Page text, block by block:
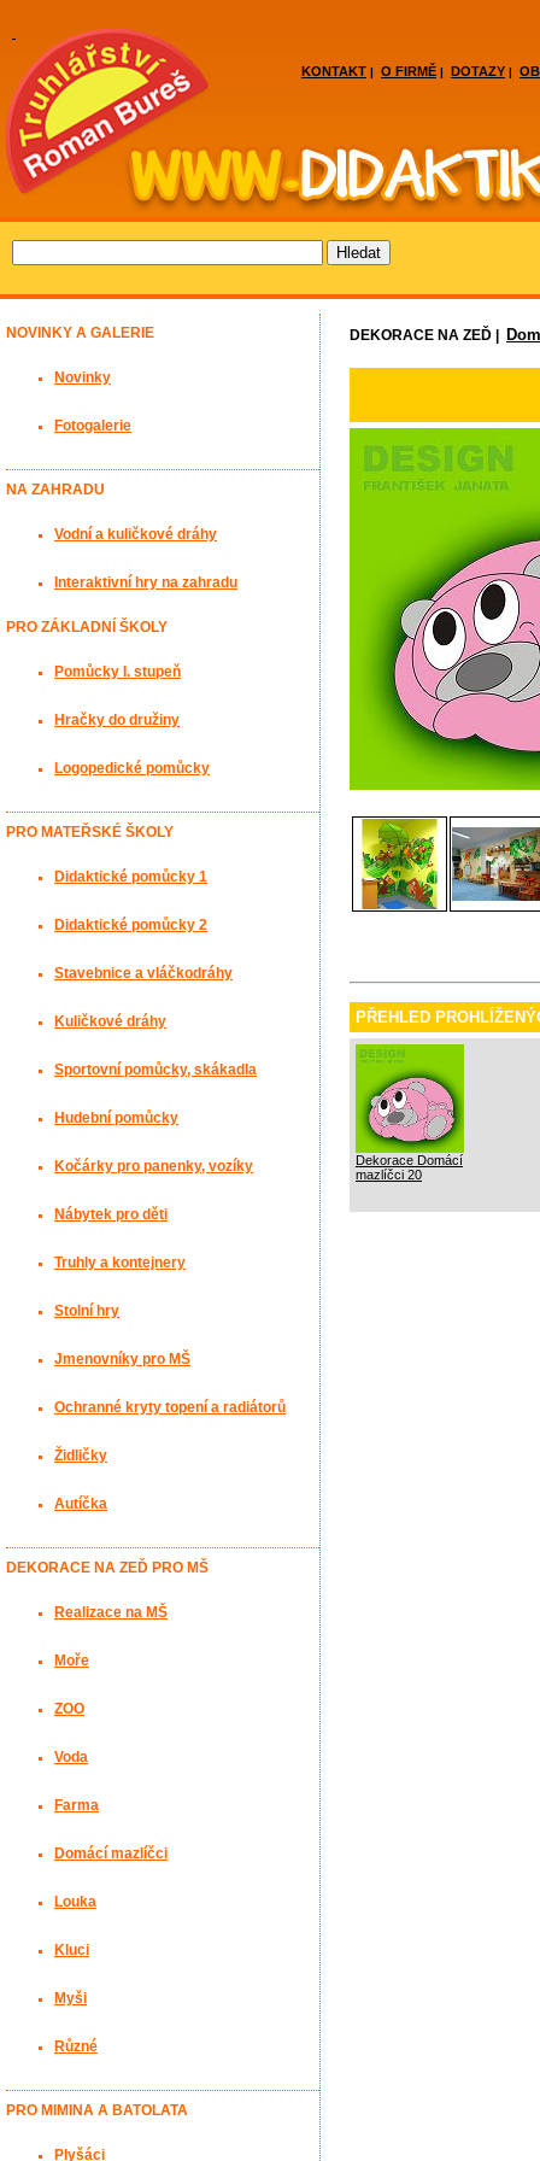
KONTAKT | O FIRMĚ | DOTAZY |
DEKORACE NA ZEĎ |
PŘEHLED
Dekorace Domácí
mazlíčci 20
NOVINKY A GALERIE
Novinky
Fotogalerie
NA ZAHRADU
Vodní a kuličkové dráhy
Interaktivní hry na zahradu
PRO ZÁKLADNÍ ŠKOLY
Pomůcky I. stupeň
Hračky do družiny
Logopedické pomůcky
PRO MATEŘSKÉ ŠKOLY
Didaktické pomůcky 1
Didaktické pomůcky 2
Stavebnice a vláčkodráhy
Kuličkové dráhy
Sportovní pomůcky, skákadla
Hudební pomůcky
Kočárky pro panenky, vozíky
Nábytek pro děti
Truhly a kontejnery
Stolní hry
Jmenovníky pro MŠ
Ochranné kryty topení a radiátorů
Židličky
Autíčka
DEKORACE NA ZEĎ PRO MŠ
Realizace na MŠ
Moře
ZOO
Voda
Farma
Domácí mazlíčci
Louka
Kluci
Myši
Různé
PRO MIMINA A BATOLATA
Plyšáci